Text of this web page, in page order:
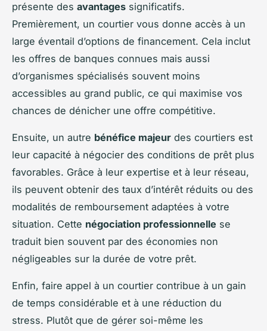
présente des avantages significatifs.
Premièrement, un courtier vous donne accès à un
large éventail d’options de financement. Cela inclut
les offres de banques connues mais aussi
d’organismes spécialisés souvent moins
accessibles au grand public, ce qui maximise vos
chances de dénicher une offre compétitive.
Ensuite, un autre bénéfice majeur des courtiers est
leur capacité à négocier des conditions de prêt plus
favorables. Grâce à leur expertise et à leur réseau,
ils peuvent obtenir des taux d’intérêt réduits ou des
modalités de remboursement adaptées à votre
situation. Cette négociation professionnelle se
traduit bien souvent par des économies non
négligeables sur la durée de votre prêt.
Enfin, faire appel à un courtier contribue à un gain
de temps considérable et à une réduction du
stress. Plutôt que de gérer soi-même les